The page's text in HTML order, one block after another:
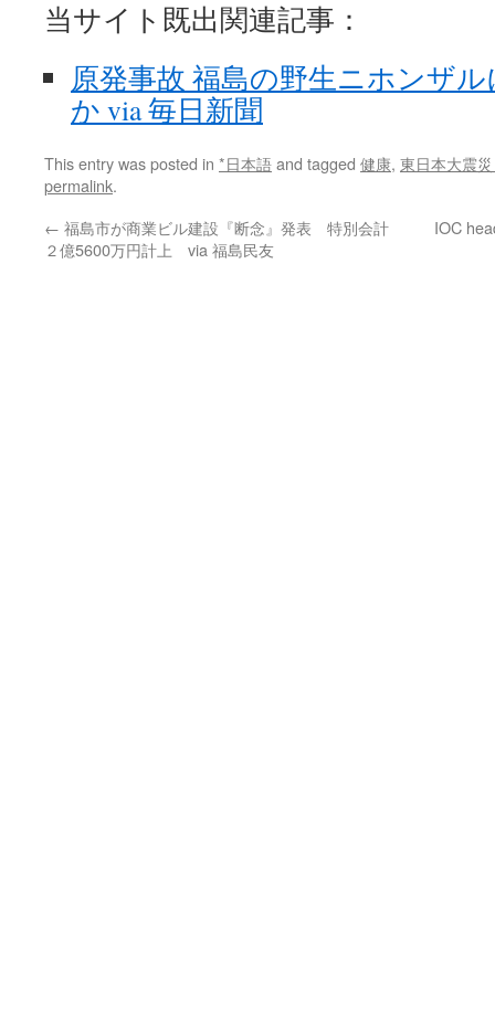
当サイト既出関連記事：
原発事故 福島の野生ニホンザ
か via 毎日新聞
This entry was posted in *日本語and tagged 健康, 東日本大震
permalink.
← 福島市が商業ビル建設『断念』発表 特別会計
２億5600万円計上 via 福島民友
IOC